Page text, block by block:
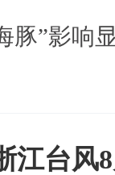
豚”影响
江台风